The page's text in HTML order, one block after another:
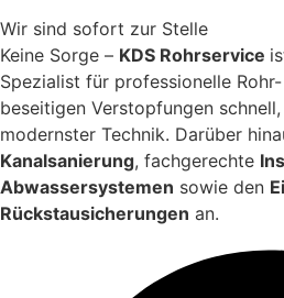
Wir sind sofort zur Stelle
Keine Sorge – KDS Rohrservice
Spezialist für professionelle
beseitigen Verstopfungen
modernster Technik. Darüber
Kanalsanierung, fachgerechte
Abwassersystemen sowie den
Rückstausicherungen an.